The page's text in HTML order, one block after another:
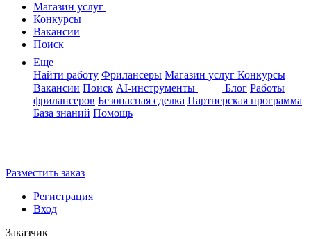
Магазин услуг
Конкурсы
Вакансии
Поиск
Еще
Найти работу Фрилансеры Магазин услуг Конкурсы
Вакансии Поиск AI-инструменты Блог Работы
фрилансеров Безопасная сделка Партнерская программа
База знаний Помощь
Разместить заказ
Регистрация
Вход
Заказчик